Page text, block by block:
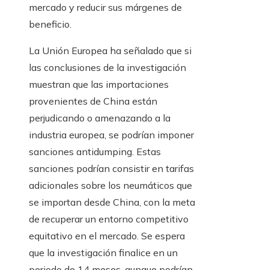
mercado y reducir sus márgenes de
beneficio.
La Unión Europea ha señalado que si
las conclusiones de la investigación
muestran que las importaciones
provenientes de China están
perjudicando o amenazando a la
industria europea, se podrían imponer
sanciones antidumping. Estas
sanciones podrían consistir en tarifas
adicionales sobre los neumáticos que
se importan desde China, con la meta
de recuperar un entorno competitivo
equitativo en el mercado. Se espera
que la investigación finalice en un